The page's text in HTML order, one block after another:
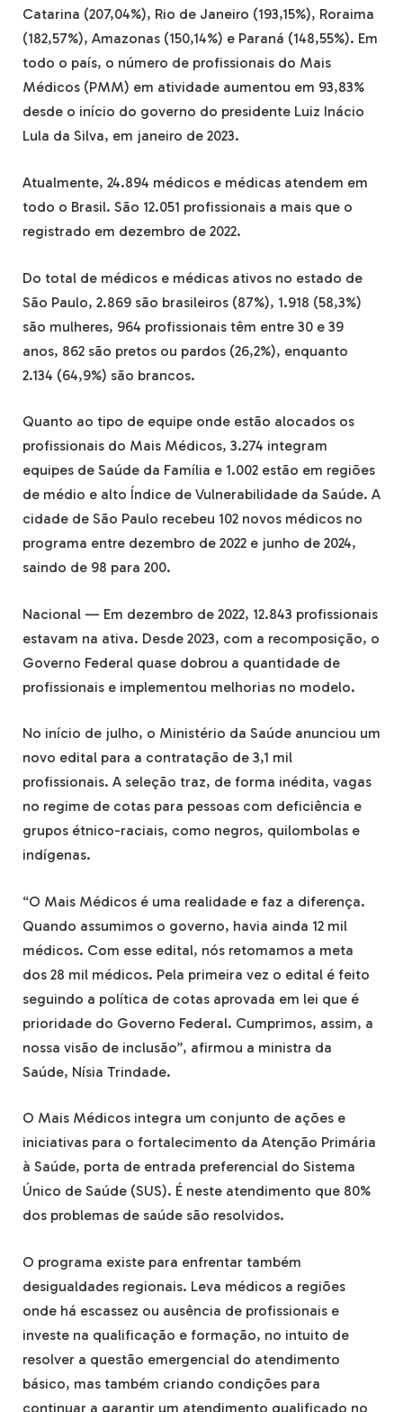
Catarina (207,04%), Rio de Janeiro (193,15%), Roraima
(182,57%), Amazonas (150,14%) e Paraná (148,55%). Em
todo o país, o número de profissionais do Mais
Médicos (PMM) em atividade aumentou em 93,83%
desde o início do governo do presidente Luiz Inácio
Lula da Silva, em janeiro de 2023.
Atualmente, 24.894 médicos e médicas atendem em
todo o Brasil. São 12.051 profissionais a mais que o
registrado em dezembro de 2022.
Do total de médicos e médicas ativos no estado de
São Paulo, 2.869 são brasileiros (87%), 1.918 (58,3%)
são mulheres, 964 profissionais têm entre 30 e 39
anos, 862 são pretos ou pardos (26,2%), enquanto
2.134 (64,9%) são brancos.
Quanto ao tipo de equipe onde estão alocados os
profissionais do Mais Médicos, 3.274 integram
equipes de Saúde da Família e 1.002 estão em regiões
de médio e alto Índice de Vulnerabilidade da Saúde. A
cidade de São Paulo recebeu 102 novos médicos no
programa entre dezembro de 2022 e junho de 2024,
saindo de 98 para 200.
Nacional — Em dezembro de 2022, 12.843 profissionais
estavam na ativa. Desde 2023, com a recomposição, o
Governo Federal quase dobrou a quantidade de
profissionais e implementou melhorias no modelo.
No início de julho, o Ministério da Saúde anunciou um
novo edital para a contratação de 3,1 mil
profissionais. A seleção traz, de forma inédita, vagas
no regime de cotas para pessoas com deficiência e
grupos étnico-raciais, como negros, quilombolas e
indígenas.
“O Mais Médicos é uma realidade e faz a diferença.
Quando assumimos o governo, havia ainda 12 mil
médicos. Com esse edital, nós retomamos a meta
dos 28 mil médicos. Pela primeira vez o edital é feito
seguindo a política de cotas aprovada em lei que é
prioridade do Governo Federal. Cumprimos, assim, a
nossa visão de inclusão”, afirmou a ministra da
Saúde, Nísia Trindade.
O Mais Médicos integra um conjunto de ações e
iniciativas para o fortalecimento da Atenção Primária
à Saúde, porta de entrada preferencial do Sistema
Único de Saúde (SUS). É neste atendimento que 80%
dos problemas de saúde são resolvidos.
O programa existe para enfrentar também
desigualdades regionais. Leva médicos a regiões
onde há escassez ou ausência de profissionais e
investe na qualificação e formação, no intuito de
resolver a questão emergencial do atendimento
básico, mas também criando condições para
continuar a garantir um atendimento qualificado no